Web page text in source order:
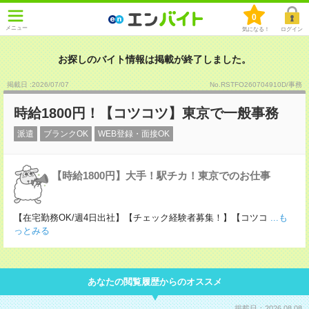
メニュー
0
気になる！ ログイン
お探しのバイト情報は掲載が終了しました。
掲載日 :2026/07/07 No.RSTFO260704910D/事務
時給1800円！【コツコツ】東京で一般事務
派遣 ブランクOK WEB登録・面接OK
【時給1800円】大手！駅チカ！東京でのお仕事
【在宅勤務OK/週4日出社】【チェック経験者募集！】【コツコ ...も
っとみる
あなたの閲覧履歴からのオススメ